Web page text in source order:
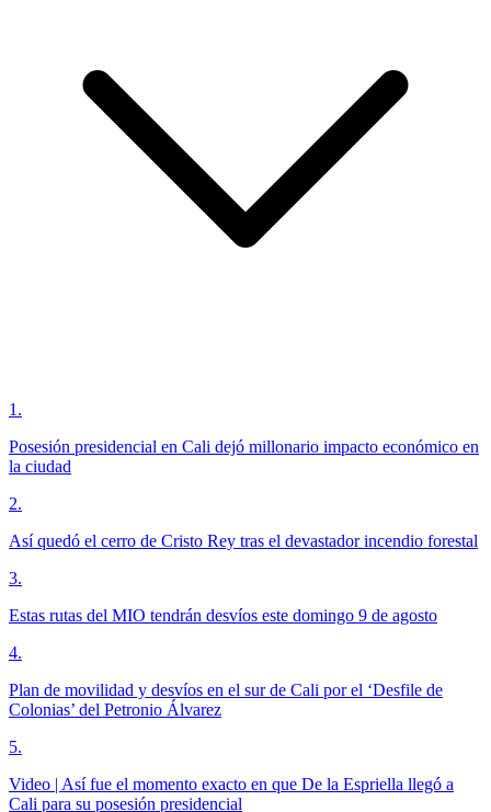
1 .
Posesión presidencial en Cali dejó millonario impacto económico en
la ciudad
2.
Así quedó el cerro de Cristo Rey tras el devastador incendio forestal
3.
Estas rutas del MIO tendrán desvíos este domingo 9 de agosto
4.
Plan de movilidad y desvíos en el sur de Cali por el ‘Desfile de
Colonias’ del Petronio Álvarez
5.
Video | Así fue el momento exacto en que De la Espriella llegó a
Cali para su posesión presidencial